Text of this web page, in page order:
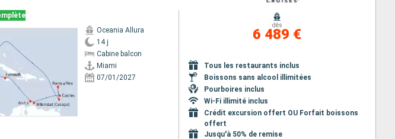
Oceania Allura
14 j
Cabine balcon
Miami
07/01/2027
dès
6 489 €
Tous les restaurants inclus
Boissons sans alcool illimitées
Pourboires inclus
Wi-Fi illimité inclus
Crédit excursion offert OU Forfait boissons
offert
Jusqu'à 50% de remise